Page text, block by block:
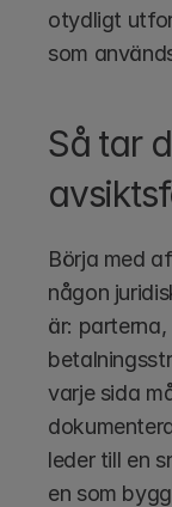
otydligt
som
Så tar
Börja med
någon
är:
varje sida
leder till en
en som